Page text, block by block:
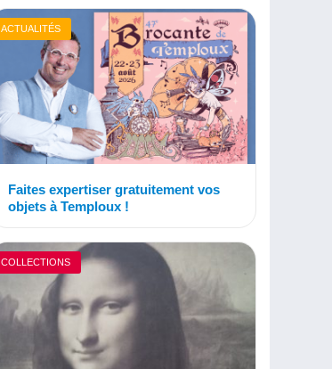
ACTUALITÉS
Faites expertiser gratuitement vos
objets à Temploux !
COLLECTIONS